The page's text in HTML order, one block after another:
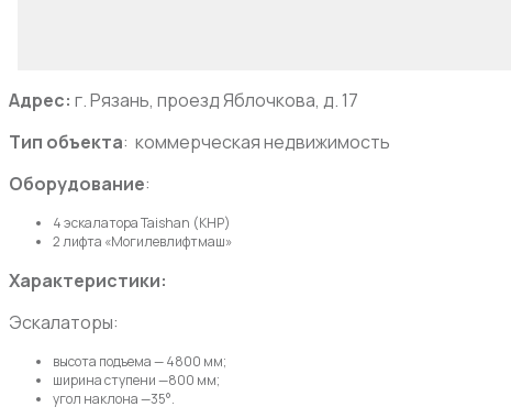
Адрес: г. Рязань, проезд Яблочкова, д. 17
Тип объекта: коммерческая недвижимость
Оборудование:
4 эскалатора Taishan (КНР)
2 лифта «Могилевлифтмаш»
Характеристики:
Эскалаторы:
высота подъема — 4800 мм;
ширина ступени —800 мм;
угол наклона —35°.